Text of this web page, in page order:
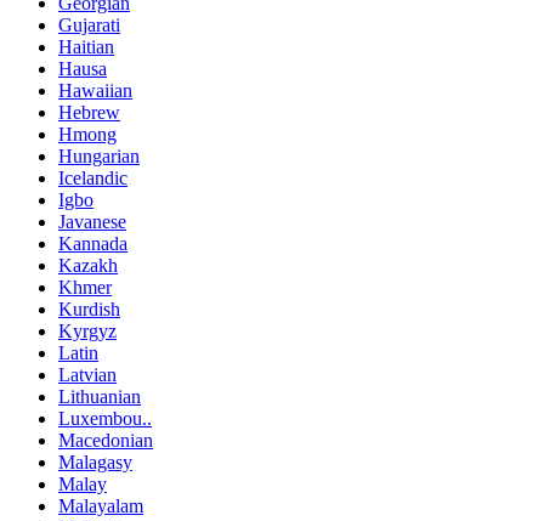
Gujarati
Haitian
Hausa
Hawaiian
Hebrew
Hmong
Hungarian
Icelandic
Igbo
Javanese
Kannada
Kazakh
Khmer
Kurdish
Kyrgyz
Latin
Latvian
Lithuanian
Luxembou..
Macedonian
Malagasy
Malay
Malayalam